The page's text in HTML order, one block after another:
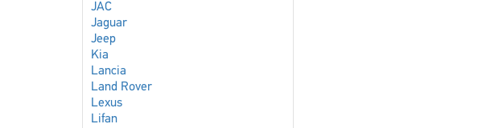
JAC
Jaguar
Jeep
Kia
Lancia
Land Rover
Lexus
Lifan